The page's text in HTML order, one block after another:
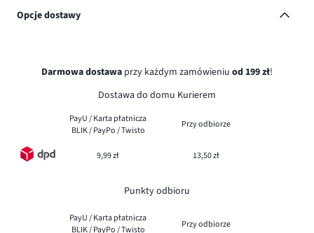
Opcje dostawy
Darmowa dostawa przy każdym zamówieniu od 199 zł!
Dostawa do domu Kurierem
PayU / Karta płatnicza
BLIK / PayPo / Twisto
Przy odbiorze
9,99 zł 13,50 zł
Punkty odbioru
PayU / Karta płatnicza
BLIK / PayPo / Twisto
Przy odbiorze